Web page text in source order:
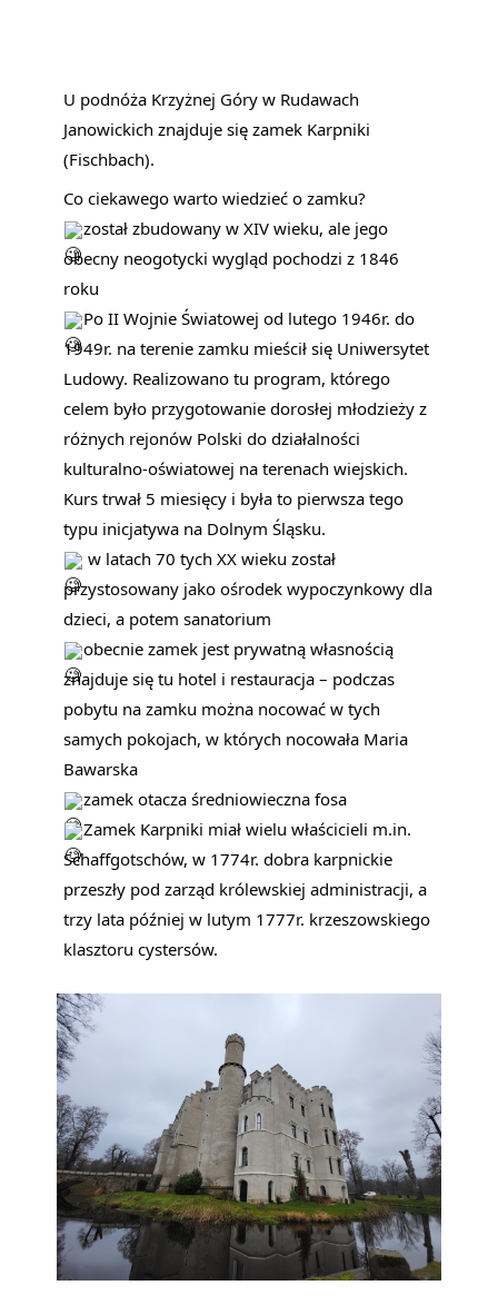
U podnóża Krzyżnej Góry w Rudawach
Janowickich znajduje się zamek Karpniki
(Fischbach).
Co ciekawego warto wiedzieć o zamku?
został zbudowany w XIV wieku, ale jego
obecny neogotycki wygląd pochodzi z 1846
roku
Po II Wojnie Światowej od lutego 1946r. do
1949r. na terenie zamku mieścił się Uniwersytet
Ludowy. Realizowano tu program, którego
celem było przygotowanie dorosłej młodzieży z
różnych rejonów Polski do działalności
kulturalno-oświatowej na terenach wiejskich.
Kurs trwał 5 miesięcy i była to pierwsza tego
typu inicjatywa na Dolnym Śląsku.
w latach 70 tych XX wieku został
przystosowany jako ośrodek wypoczynkowy dla
dzieci, a potem sanatorium
obecnie zamek jest prywatną własnością
znajduje się tu hotel i restauracja – podczas
pobytu na zamku można nocować w tych
samych pokojach, w których nocowała Maria
Bawarska
zamek otacza średniowieczna fosa
Zamek Karpniki miał wielu właścicieli m.in.
Schaffgotschów, w 1774r. dobra karpnickie
przeszły pod zarząd królewskiej administracji, a
trzy lata później w lutym 1777r. krzeszowskiego
klasztoru cystersów.